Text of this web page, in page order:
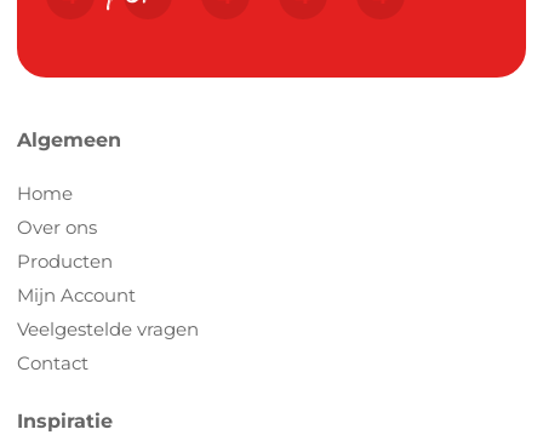
Algemeen
Home
Over ons
Producten
Mijn Account
Veelgestelde vragen
Contact
Inspiratie